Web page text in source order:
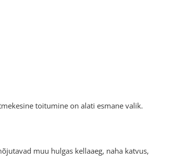
toitumine on alati esmane valik.
muu hulgas kellaaeg, naha katvus,